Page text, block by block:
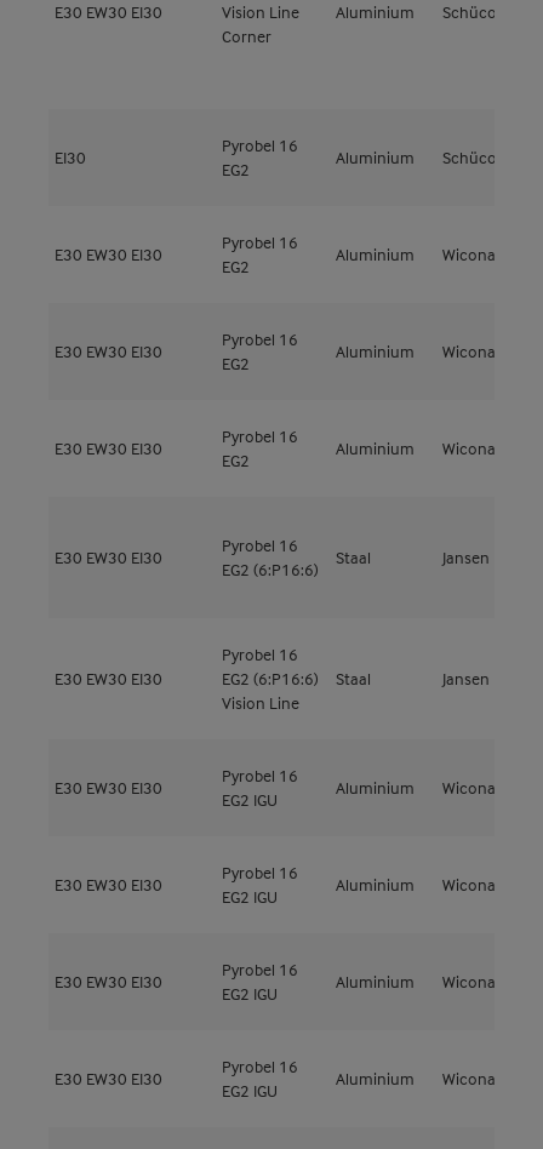
E30 EW30 EI30
Vision Line
Corner
Aluminium Schüco
EI30
Pyrobel 16
EG2
Aluminium Schüco
E30 EW30 EI30
Pyrobel 16
EG2
Aluminium Wicona
E30 EW30 EI30
Pyrobel 16
EG2
Aluminium Wicona
E30 EW30 EI30
Pyrobel 16
EG2
Aluminium Wicona
E30 EW30 EI30
Pyrobel 16
EG2 (6:P16:6)
Staal Jansen
E30 EW30 EI30
Pyrobel 16
EG2 (6:P16:6)
Vision Line
Staal Jansen
E30 EW30 EI30
Pyrobel 16
EG2 IGU
Aluminium Wicona
E30 EW30 EI30
Pyrobel 16
EG2 IGU
Aluminium Wicona
E30 EW30 EI30
Pyrobel 16
EG2 IGU
Aluminium Wicona
E30 EW30 EI30
Pyrobel 16
EG2 IGU
Aluminium Wicona